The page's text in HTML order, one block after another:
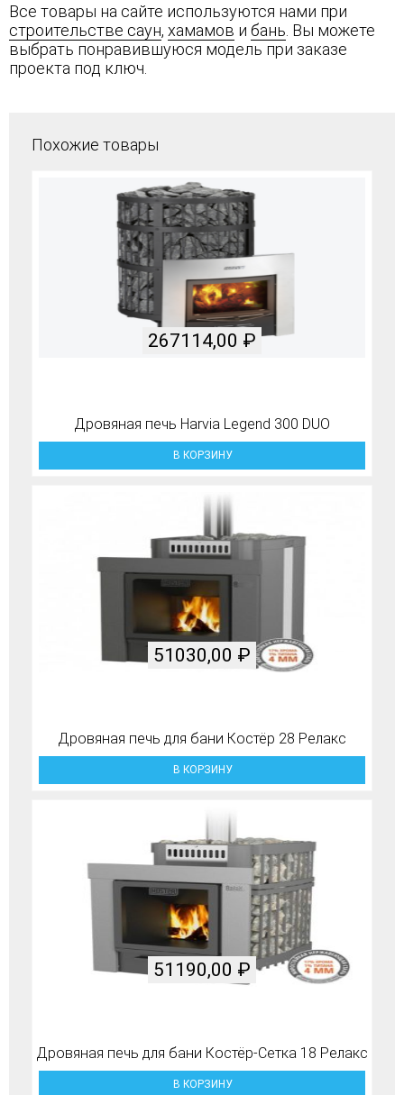
Все товары на сайте используются нами при
строительстве саун, хамамов и бань . Вы можете
выбрать понравившуюся модель при заказе
проекта под ключ.
Похожие товары
Дровяная печь Harvia Legend 300 DUO
267114,00 ₽
В КОРЗИНУ
Дровяная печь для бани Костёр 28 Релакс
51030,00 ₽
В КОРЗИНУ
Дровяная печь для бани Костёр-Сетка 18 Релакс
51190,00 ₽
В КОРЗИНУ